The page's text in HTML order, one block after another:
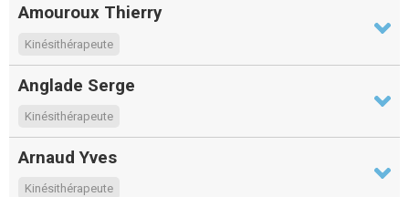
Amouroux Thierry
Kinésithérapeute
Anglade Serge
Kinésithérapeute
Arnaud Yves
Kinésithérapeute